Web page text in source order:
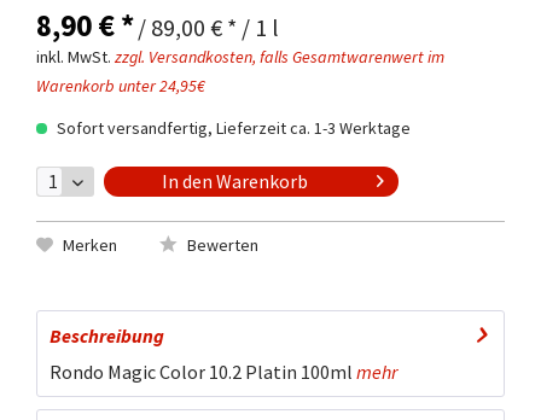
8,90 € */ 89,00 € * / 1 l
inkl. MwSt. zzgl. Versandkosten, falls Gesamtwarenwert im
Warenkorb unter 24,95€
Sofort versandfertig, Lieferzeit ca. 1-3 Werktage
In den Warenkorb
Merken Bewerten
Beschreibung
Rondo Magic Color 10.2 Platin 100ml mehr